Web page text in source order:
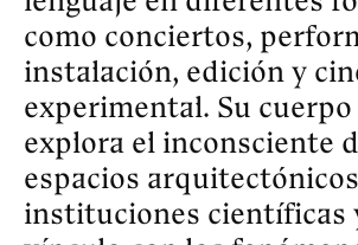
entre las personas y los espacios, lo
microscópico y lo inmenso, lo
personal y lo político, lo infantil y lo
oscuro. Filma, fotografía, dibuja,
diseña y cose. Es parte del colectivo
Antes Muerto Cine y de R.A.T.A -
Red Anarquista de Trabajadores
Audiovisuales-. Sus películas El
estado de las cosas (2012, junto a
Joaquín Maito), La Internacional